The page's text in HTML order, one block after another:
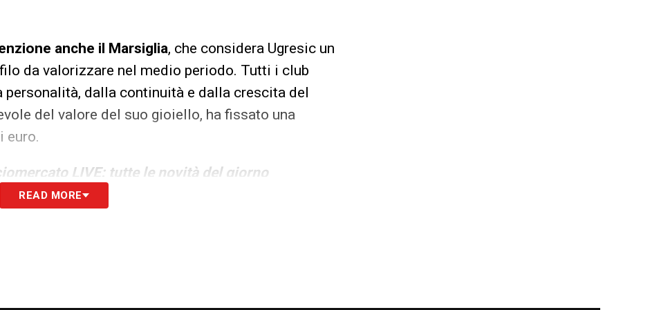
anche il Marsiglia, che considera Ugresic un
da valorizzare nel medio periodo. Tutti i club
dalla continuità e dalla crescita del
del valore del suo gioiello, ha fissato una
euro.
LIVE: tutte le novità del giorno
READ MORE